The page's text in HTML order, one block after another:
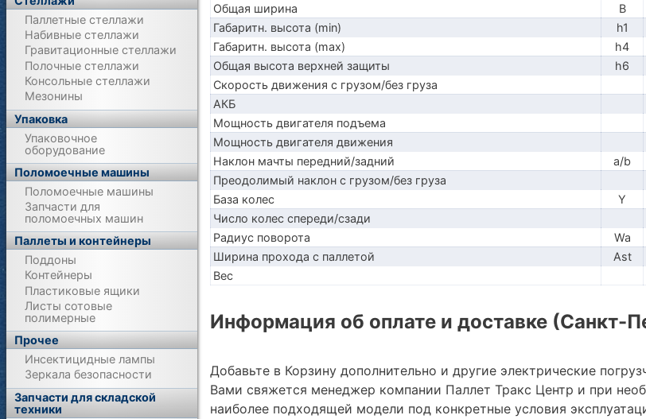
Общая ширина
B
Габаритн. высота (min)
h1
Габаритн. высота (max)
h4
Общая высота верхней защиты
h6
Скорость движения с грузом/без груза
АКБ
Мощность двигателя подъема
Мощность двигателя движения
Наклон мачты передний/задний
a/b
Преодолимый наклон с грузом/без груза
База колес
Y
Число колес спереди/сзади
Радиус поворота
Wa
Ширина прохода с паллетой
Ast
Вес
Информация об оплате и доставке (Санкт-
Добавьте в Корзину дополнительно и другие электрические
Вами свяжется менеджер компании Паллет Тракс Центр и при
наиболее подходящей модели под конкретные условия
Паллетные стеллажи
Набивные стеллажи
Гравитационные стеллажи
Полочные стеллажи
Консольные стеллажи
Мезонины
Упаковка
Упаковочное
оборудование
Поломоечные машины
Поломоечные машины
Запчасти для
поломоечных машин
Паллеты и контейнеры
Поддоны
Контейнеры
Пластиковые ящики
Листы сотовые
полимерные
Прочее
Инсектицидные лампы
Зеркала безопасности
Запчасти для складской
техники